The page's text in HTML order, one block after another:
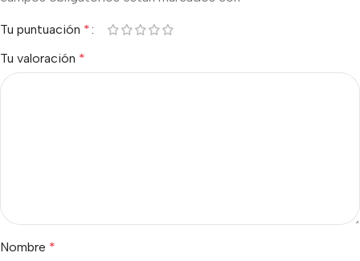
Tu puntuación *
Tu valoración *
Nombre *